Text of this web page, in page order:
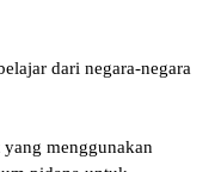
dari negara-negara
menggunakan